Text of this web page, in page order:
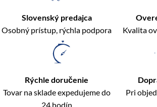
Slovenský predajca
Osobný prístup, rýchla podpora
Kvalita
Rýchle doručenie
Tovar na sklade expedujeme do
24 hodín
Pri